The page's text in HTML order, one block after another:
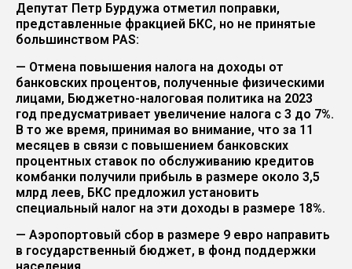
Депутат Петр Бурдужа отметил поправки,
представленные фракцией БКС, но не принятые
большинством PAS:
— Отмена повышения налога на доходы от
банковских процентов, полученные физическими
лицами, Бюджетно-налоговая политика на 2023
год предусматривает увеличение налога с 3 до 7%.
В то же время, принимая во внимание, что за 11
месяцев в связи с повышением банковских
процентных ставок по обслуживанию кредитов
комбанки получили прибыль в размере около 3,5
млрд леев, БКС предложил установить
специальный налог на эти доходы в размере 18%.
— Аэропортовый сбор в размере 9 евро направить
в государственный бюджет, в фонд поддержки